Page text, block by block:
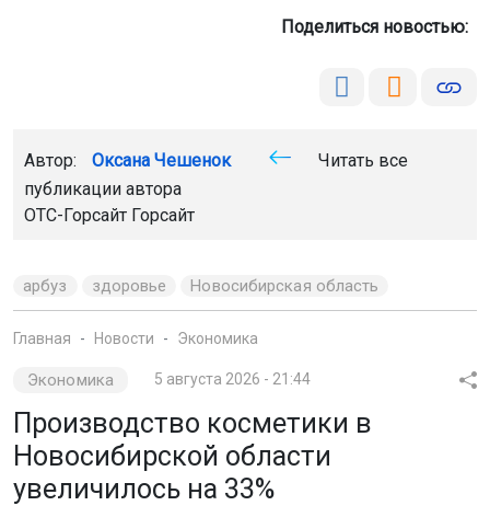
Поделиться новостью:
Автор: Оксана Чешенок
Читать все
публикации автора
ОТС-Горсайт Горсайт
арбуз здоровье Новосибирская область
Главная Новости Экономика
Экономика 5 августа 2026 - 21:44
Производство косметики в
Новосибирской области
увеличилось на 33%